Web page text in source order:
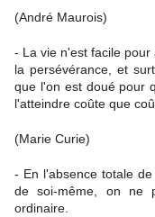
(André Maurois)
- La vie n'est facile
la persévérance, et
que l'on est doué pour
l'atteindre coûte que
(Marie Curie)
- En l'absence totale
de soi-même, on ne
ordinaire.